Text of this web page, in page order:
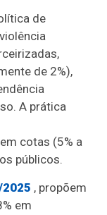
de
de 2%),
A prática
cotas (5% a
públicos.
2025 , propõem
em